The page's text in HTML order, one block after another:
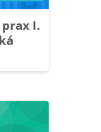
prax I.